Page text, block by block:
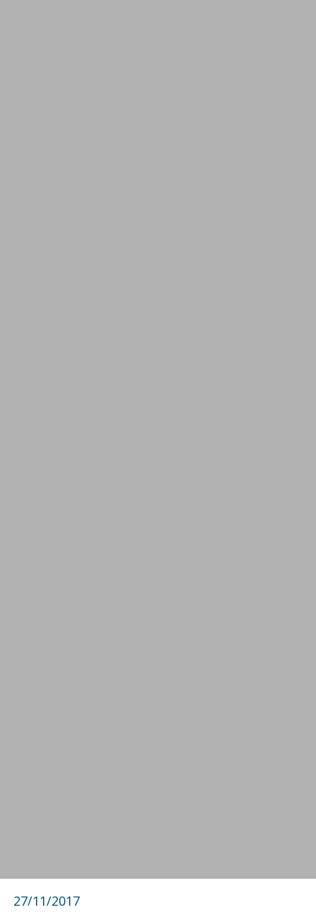
27/11/2017